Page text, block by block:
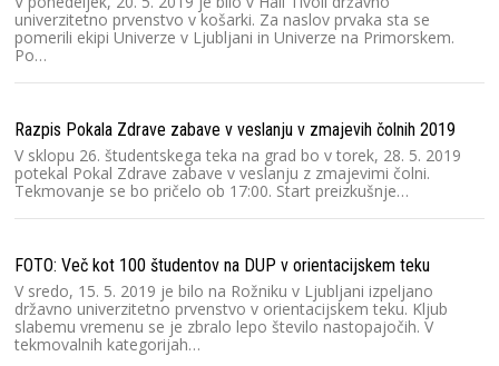
univerzitetno prvenstvo v košarki. Za naslov prvaka sta se
pomerili ekipi Univerze v Ljubljani in Univerze na Primorskem.
Po…
Razpis Pokala Zdrave zabave v veslanju v zmajevih čolnih 2019
V sklopu 26. študentskega teka na grad bo v torek, 28. 5. 2019
potekal Pokal Zdrave zabave v veslanju z zmajevimi čolni.
Tekmovanje se bo pričelo ob 17:00. Start preizkušnje…
FOTO: Več kot 100 študentov na DUP v orientacijskem teku
V sredo, 15. 5. 2019 je bilo na Rožniku v Ljubljani izpeljano
državno univerzitetno prvenstvo v orientacijskem teku. Kljub
slabemu vremenu se je zbralo lepo število nastopajočih. V
tekmovalnih kategorijah…